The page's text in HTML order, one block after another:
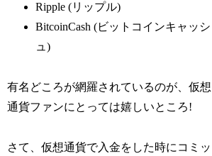
Ripple (リップル)
BitcoinCash (ビットコインキャッシ
ュ)
有名どころが網羅されているのが、仮想
通貨ファンにとっては嬉しいところ!
さて、仮想通貨で入金をした時にコミッ